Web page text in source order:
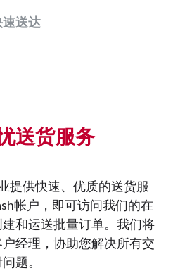
速送达
送货服务
提供快速、优质的送货服
帐户，即可访问我们的在
和运送批量订单。我们将
经理，协助您解决所有交
题。